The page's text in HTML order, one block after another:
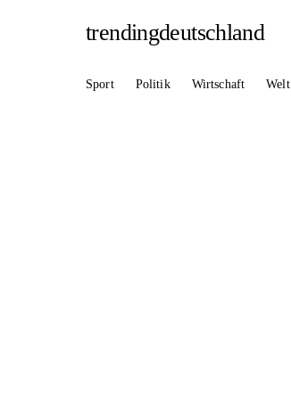
trendingdeutschland
Sport Politik Wirtschaft Welt